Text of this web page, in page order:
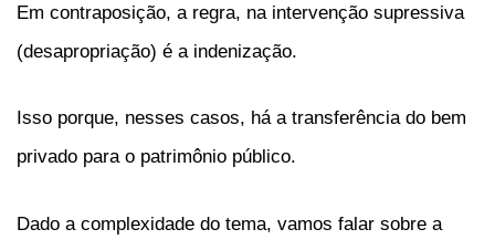
Em contraposição, a regra, na intervenção supressiva
(desapropriação) é a indenização.
Isso porque, nesses casos, há a transferência do bem
privado para o patrimônio público.
Dado a complexidade do tema, vamos falar sobre a